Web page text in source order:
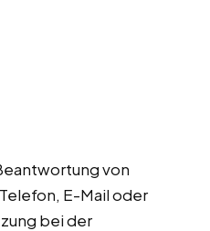
von
E-Mail oder
bei der